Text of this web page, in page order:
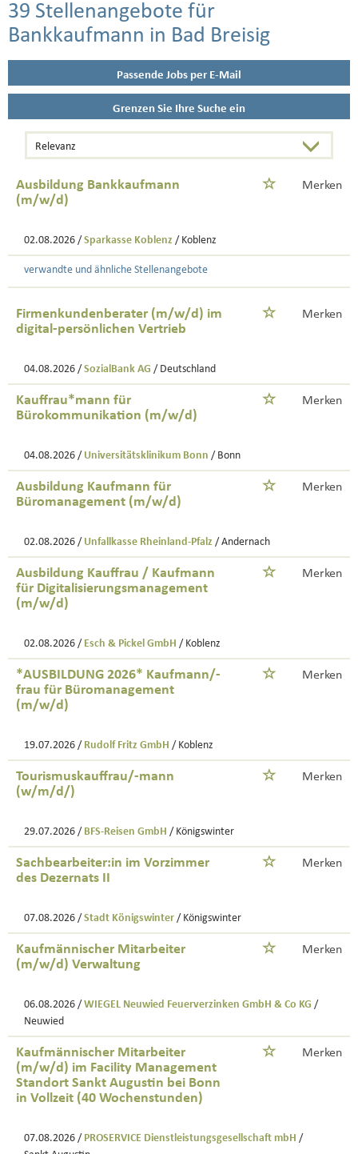
39 Stellenangebote für
Bankkaufmann in Bad Breisig
Passende Jobs per E-Mail
Grenzen Sie Ihre Suche ein
Ausbildung Bankkaufmann
(m/w/d)
Merken
02.08.2026 / Sparkasse Koblenz / Koblenz
verwandte und ähnliche Stellenangebote
Firmenkundenberater (m/w/d) im
digital-persönlichen Vertrieb
Merken
04.08.2026 / SozialBank AG / Deutschland
Kauffrau*mann für
Bürokommunikation (m/w/d)
Merken
04.08.2026 / Universitätsklinikum Bonn / Bonn
Ausbildung Kaufmann für
Büromanagement (m/w/d)
Merken
02.08.2026 / Unfallkasse Rheinland-Pfalz / Andernach
Ausbildung Kauffrau / Kaufmann
für Digitalisierungsmanagement
(m/w/d)
Merken
02.08.2026 / Esch & Pickel GmbH / Koblenz
*AUSBILDUNG 2026* Kaufmann/-
frau für Büromanagement
(m/w/d)
Merken
19.07.2026 / Rudolf Fritz GmbH / Koblenz
Tourismuskauffrau/-mann
(w/m/d/)
Merken
29.07.2026 / BFS-Reisen GmbH / Königswinter
Sachbearbeiter:in im Vorzimmer
des Dezernats II
Merken
07.08.2026 / Stadt Königswinter / Königswinter
Kaufmännischer Mitarbeiter
(m/w/d) Verwaltung
Merken
06.08.2026 / WIEGEL Neuwied Feuerverzinken GmbH & Co KG /
Neuwied
Kaufmännischer Mitarbeiter
(m/w/d) im Facility Management
Standort Sankt Augustin bei Bonn
in Vollzeit (40 Wochenstunden)
Merken
07.08.2026 / PROSERVICE Dienstleistungsgesellschaft mbH /